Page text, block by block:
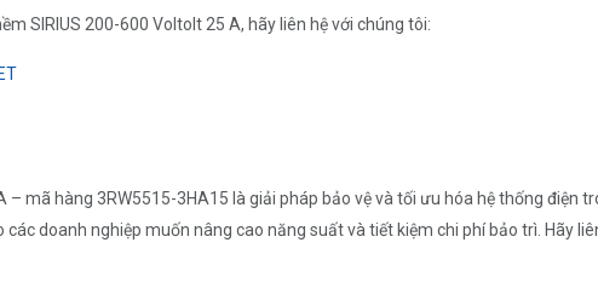
SIRIUS 200-600 Voltolt 25 A, hãy liên hệ với chúng tôi:
– mã hàng 3RW5515-3HA15 là giải pháp bảo vệ và tối ưu hóa hệ thống điện
doanh nghiệp muốn nâng cao năng suất và tiết kiệm chi phí bảo trì. Hãy